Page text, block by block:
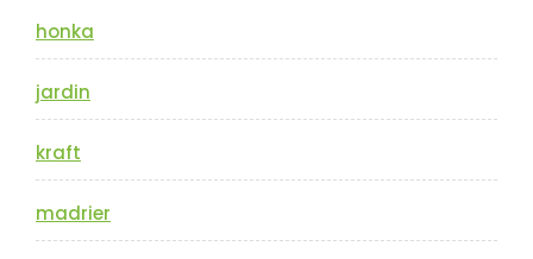
honka
jardin
kraft
madrier